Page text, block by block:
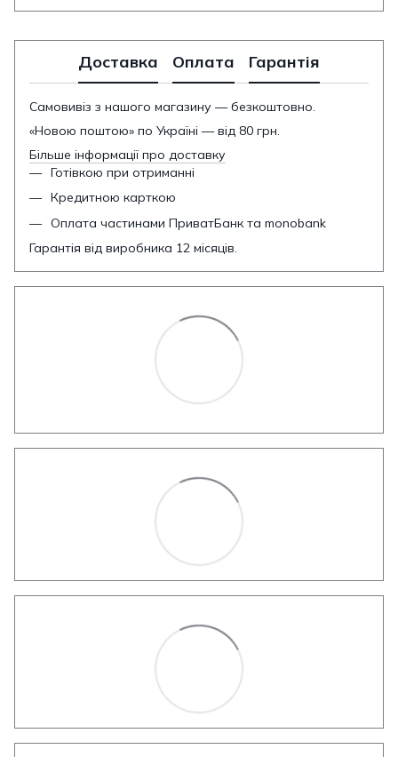
Доставка Оплата Гарантія
Самовивіз з нашого магазину — безкоштовно.
«Новою поштою» по Україні — від 80 грн.
Більше інформації про доставку
Готівкою при отриманні
Кредитною карткою
Оплата частинами ПриватБанк та monobank
Гарантія від виробника 12 місяців.